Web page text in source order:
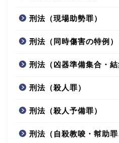
刑法（現場助勢罪）
刑法（同時傷害の特例）
刑法（凶器準備集合・結
刑法（殺人罪）
刑法（殺人予備罪）
刑法（自殺教唆・幇助罪